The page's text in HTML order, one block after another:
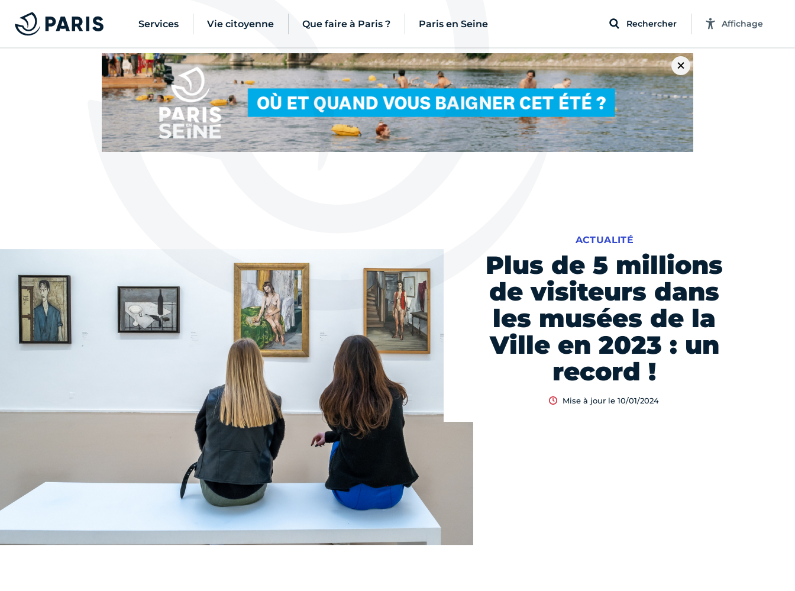
Services Vie citoyenne Que faire à Paris ? Paris en Seine Rechercher Affichage
Plus de 5 millions
de visiteurs dans
les musées de la
Ville en 2023 : un
record !
ACTUALITÉ
Mise à jour le 10/01/2024